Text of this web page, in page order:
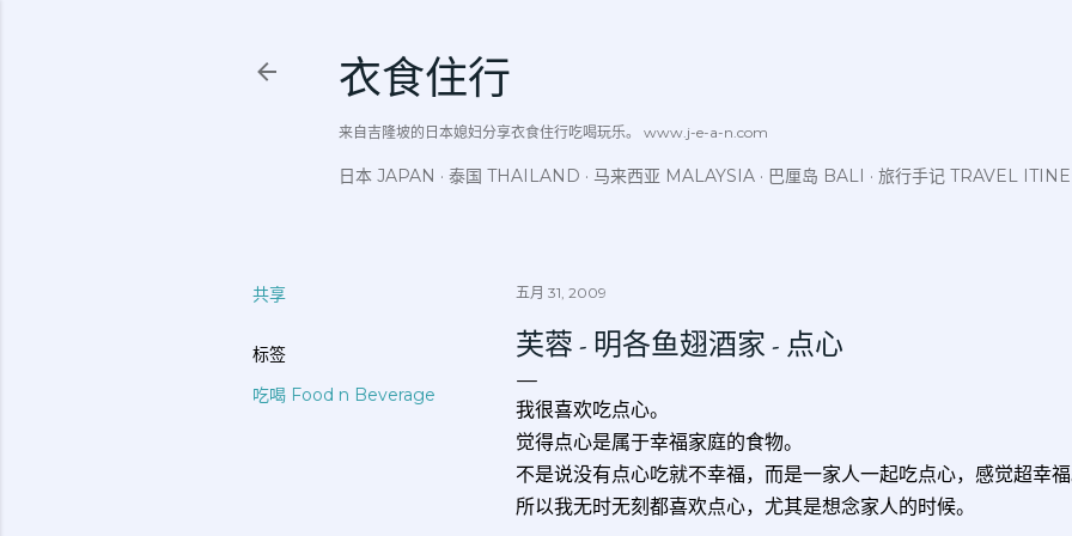
衣食住行
来自吉隆坡的日本媳妇分享衣食住行吃喝玩乐。 www.j-e-a-n.com
日本 JAPAN 泰国 THAILAND 马来西亚 MALAYSIA 巴厘岛 BALI 旅行手记 TRAVEL
共享
标签
吃喝 Food n Beverage
五月 31, 2009
芙蓉 - 明各鱼翅酒家 - 点心
我很喜欢吃点心。
觉得点心是属于幸福家庭的食物。
不是说没有点心吃就不幸福，而是一家人一起吃点心，感觉超幸
所以我无时无刻都喜欢点心，尤其是想念家人的时候。